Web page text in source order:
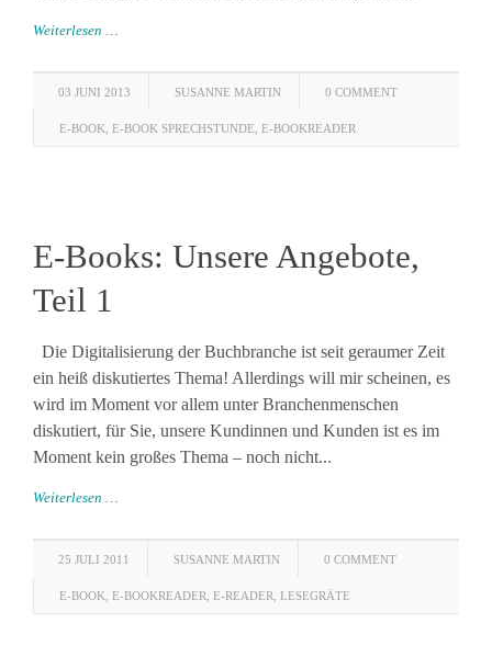
Weiterlesen …
03 JUNI 2013 SUSANNE MARTIN 0 COMMENT
E-BOOK E-BOOK SPRECHSTUNDE E-BOOKREADER
E-Books: Unsere Angebote,
Teil 1
Die Digitalisierung der Buchbranche ist seit geraumer Zeit
ein heiß diskutiertes Thema! Allerdings will mir scheinen, es
wird im Moment vor allem unter Branchenmenschen
diskutiert, für Sie, unsere Kundinnen und Kunden ist es im
Moment kein großes Thema – noch nicht...
Weiterlesen …
25 JULI 2011 SUSANNE MARTIN 0 COMMENT
E-BOOK E-BOOKREADER E-READER LESEGRÄTE